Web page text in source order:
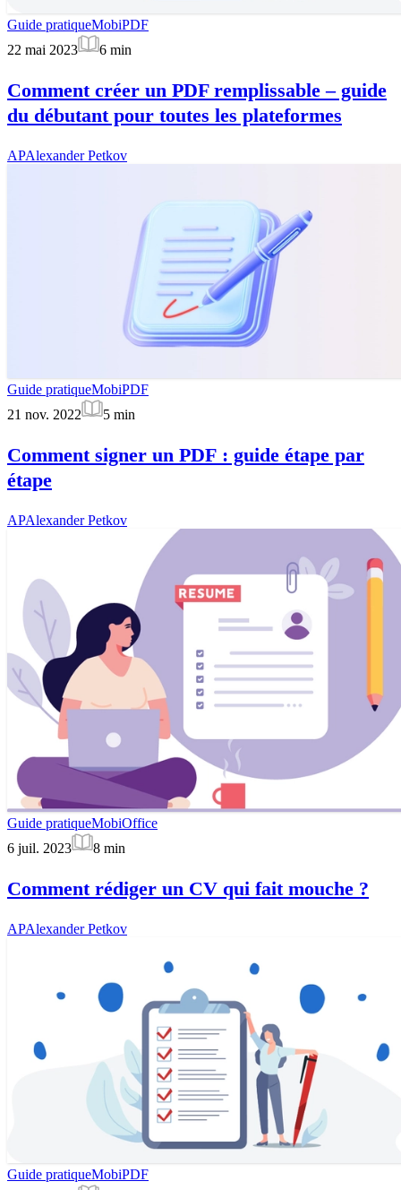
Guide pratiqueMobiPDF
22 mai 2023
6 min
Comment créer un PDF remplissable – guide
du débutant pour toutes les plateformes
APAlexander Petkov
Guide pratiqueMobiPDF
21 nov. 2022
5 min
Comment signer un PDF : guide étape par
étape
APAlexander Petkov
Guide pratiqueMobiOffice
6 juil. 2023
8 min
Comment rédiger un CV qui fait mouche ?
APAlexander Petkov
Guide pratiqueMobiPDF